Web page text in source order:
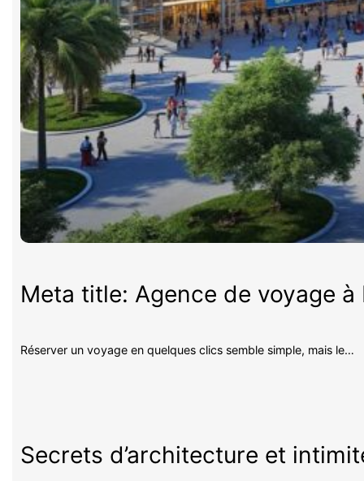
Meta title: Agence de voyage
Réserver un voyage en quelques clics semble simple, mais le…
Secrets d’architecture et